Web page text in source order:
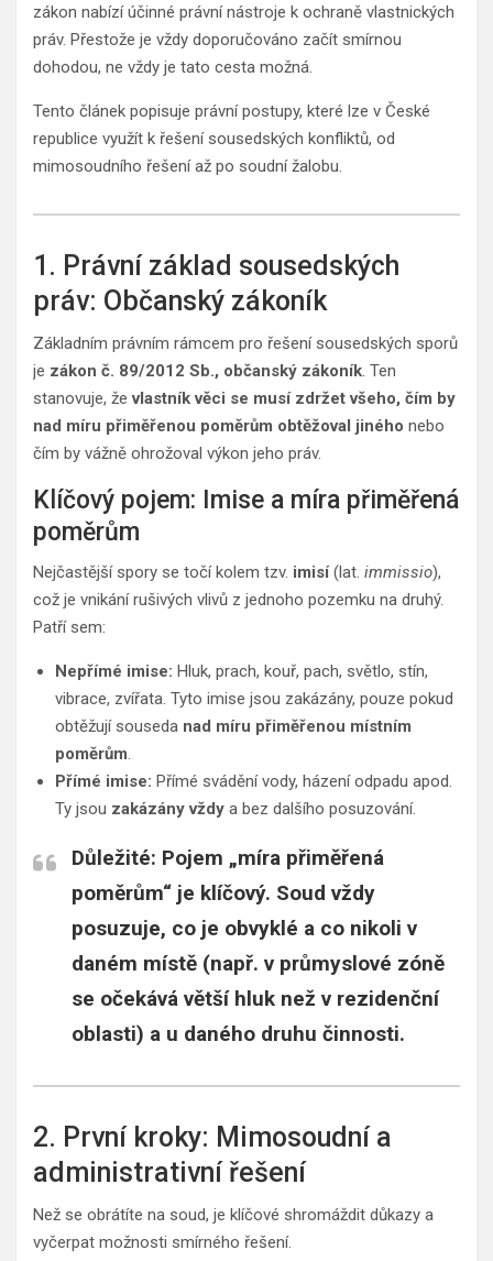
zákon nabízí účinné právní nástroje k ochraně vlastnických
práv. Přestože je vždy doporučováno začít smírnou
dohodou, ne vždy je tato cesta možná.
Tento článek popisuje právní postupy, které lze v České
republice využít k řešení sousedských konfliktů, od
mimosoudního řešení až po soudní žalobu.
1. Právní základ sousedských
práv: Občanský zákoník
Základním právním rámcem pro řešení sousedských sporů
je zákon č. 89/2012 Sb., občanský zákoník. Ten
stanovuje, ževlastník věci se musí zdržet všeho, čím by
nad míru přiměřenou poměrům obtěžoval jiného nebo
čím by vážně ohrožoval výkon jeho práv.
Klíčový pojem: Imise a míra přiměřená
poměrům
Nejčastější spory se točí kolem tzv. imisí(lat. immissio),
což je vnikání rušivých vlivů z jednoho pozemku na druhý.
Patří sem:
Nepřímé imise: Hluk, prach, kouř, pach, světlo, stín,
vibrace, zvířata. Tyto imise jsou zakázány, pouze pokud
obtěžují souseda nad míru přiměřenou místním
poměrům.
Přímé imise: Přímé svádění vody, házení odpadu apod.
Ty jsou zakázány vždy a bez dalšího posuzování.
Důležité: Pojem „míra přiměřená
poměrům“ je klíčový. Soud vždy
posuzuje, co je obvyklé a co nikoli v
daném místě (např. v průmyslové zóně
se očekává větší hluk než v rezidenční
oblasti) a u daného druhu činnosti.
2. První kroky: Mimosoudní a
administrativní řešení
Než se obrátíte na soud, je klíčové shromáždit důkazy a
vyčerpat možnosti smírného řešení.